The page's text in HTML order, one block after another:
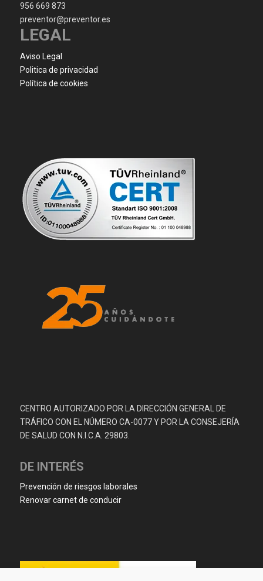
956 669 873
preventor@preventor.es
LEGAL
Aviso Legal
Politica de privacidad
Política de cookies
CENTRO AUTORIZADO POR LA DIRECCIÓN GENERAL DE
TRÁFICO CON EL NÚMERO CA-0077 Y POR LA CONSEJERÍA
DE SALUD CON N.I.C.A. 29803.
DE INTERÉS
Prevención de riesgos laborales
Renovar carnet de conducir